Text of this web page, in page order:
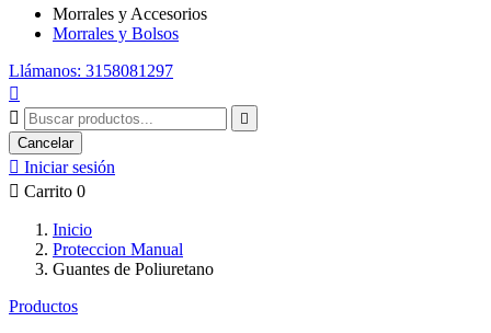
Morrales y Accesorios
Morrales y Bolsos
Llámanos: 3158081297



Cancelar
 Iniciar sesión
 Carrito 0
Inicio
Proteccion Manual
Guantes de Poliuretano
Productos